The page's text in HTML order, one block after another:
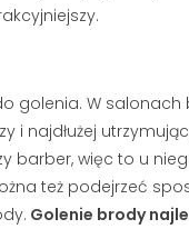
golenia. W
i najdłużej
barber, więc to u
też podejrzeć
Golenie brody